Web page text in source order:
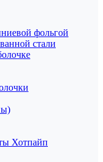
фольгой
стали
Хотпайп